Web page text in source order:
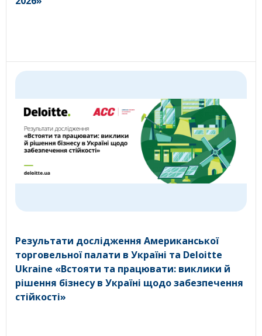
Результати дослідження Американської
торговельної палати в Україні та Deloitte
Ukraine «Встояти та працювати: виклики й
рішення бізнесу в Україні щодо забезпечення
стійкості»